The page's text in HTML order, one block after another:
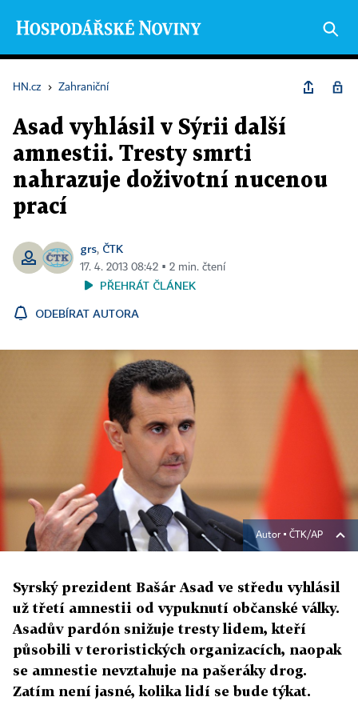
HN.cz › Zahraniční
Asad vyhlásil v Sýrii další
amnestii. Tresty smrti
nahrazuje doživotní nucenou
prací
grs, ČTK
17. 4. 2013 08:42 ▪ 2 min. čtení
PŘEHRÁT ČLÁNEK
ODEBÍRAT AUTORA
Autor ▪ ČTK/AP
Syrský prezident Bašár Asad ve středu vyhlásil
už třetí amnestii od vypuknutí občanské války.
Asadův pardón snižuje tresty lidem, kteří
působili v teroristických organizacích, naopak
se amnestie nevztahuje na pašeráky drog.
Zatím není jasné, kolika lidí se bude týkat.